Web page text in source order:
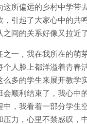
所偏远的乡村中学带
引起了大家心中的共
间的关系好像又拉近了
，我在我所在的萌
人脸上都洋溢着青春
多的学生来展开教学
顺利结束了，我心中
，我看着一部分学⽣
⼒，心里不禁感叹，